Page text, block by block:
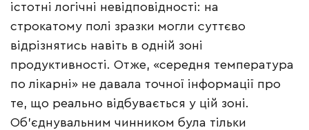
істотні логічні невідповідності: на
строкатому полі зразки могли суттєво
відрізнятись навіть в одній зоні
продуктивності. Отже, «середня температура
по лікарні» не давала точної інформації про
те, що реально відбувається у цій зоні.
Об’єднувальним чинником була тільки